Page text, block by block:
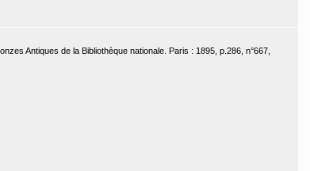
Antiques de la Bibliothèque nationale. Paris : 1895, p.286, n°667,